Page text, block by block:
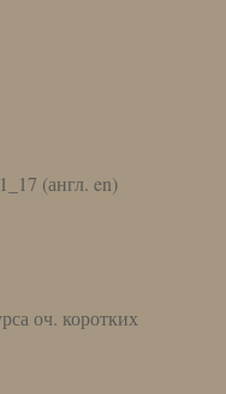
(англ. en)
оч. коротких